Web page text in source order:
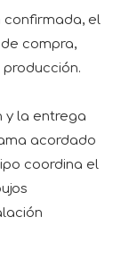
confirmada, el
compra,
y la entrega
acordado
coordina el